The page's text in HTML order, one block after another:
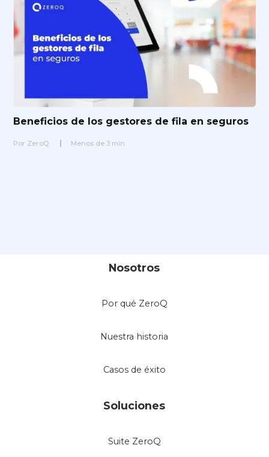
Beneficios de los gestores de fila en seguros
Por ZeroQ Menos de 3 min.
Nosotros
Por qué ZeroQ
Nuestra historia
Casos de éxito
Soluciones
Suite ZeroQ